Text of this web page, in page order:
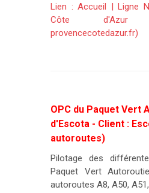
Lien : Accueil | Ligne
Côte d'Azur
provencecotedazur.fr)
OPC du Paquet Vert
d'Escota - Client :
autoroutes)
Pilotage des
Paquet Vert
autoroutes A8, A50,